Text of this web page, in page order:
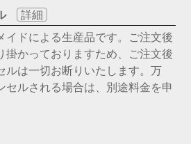
詳細
イドによる生産品です。ご注文後
掛かっておりますため、ご注文後
ルは一切お断りいたします。万
セルされる場合は、別途料金を申